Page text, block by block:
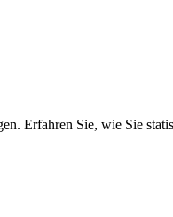
Erfahren Sie, wie Sie